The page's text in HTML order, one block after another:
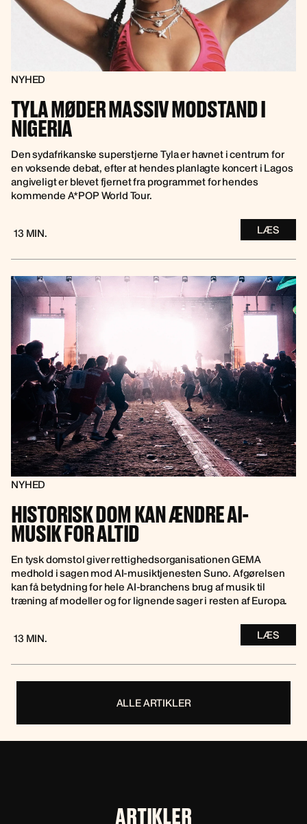
NYHED
TYLA MØDER MASSIV MODSTAND I
NIGERIA
Den sydafrikanske superstjerne Tyla er havnet i centrum for
en voksende debat, efter at hendes planlagte koncert i Lagos
angiveligt er blevet fjernet fra programmet for hendes
kommende A*POP World Tour.
13 MIN. LÆS
NYHED
HISTORISK DOM KAN ÆNDRE AI-
MUSIK FOR ALTID
En tysk domstol giver rettighedsorganisationen GEMA
medhold i sagen mod AI-musiktjenesten Suno. Afgørelsen
kan få betydning for hele AI-branchens brug af musik til
træning af modeller og for lignende sager i resten af Europa.
13 MIN. LÆS
ALLE ARTIKLER
ARTIKLER